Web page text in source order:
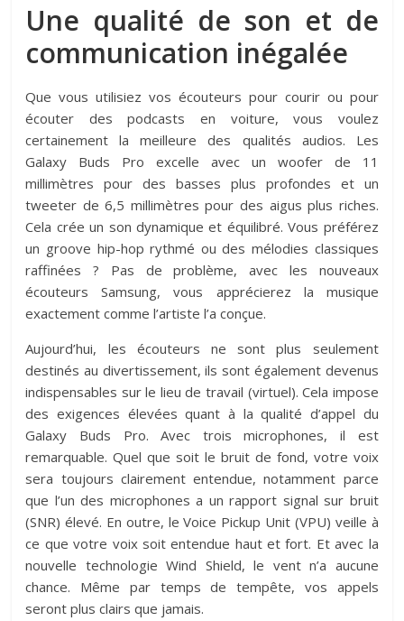
Une qualité de son et de
communication inégalée
Que vous utilisiez vos écouteurs pour courir ou pour
écouter des podcasts en voiture, vous voulez
certainement la meilleure des qualités audios. Les
Galaxy Buds Pro excelle avec un woofer de 11
millimètres pour des basses plus profondes et un
tweeter de 6,5 millimètres pour des aigus plus riches.
Cela crée un son dynamique et équilibré. Vous préférez
un groove hip-hop rythmé ou des mélodies classiques
raffinées ? Pas de problème, avec les nouveaux
écouteurs Samsung, vous apprécierez la musique
exactement comme l’artiste l’a conçue.
Aujourd’hui, les écouteurs ne sont plus seulement
destinés au divertissement, ils sont également devenus
indispensables sur le lieu de travail (virtuel). Cela impose
des exigences élevées quant à la qualité d’appel du
Galaxy Buds Pro. Avec trois microphones, il est
remarquable. Quel que soit le bruit de fond, votre voix
sera toujours clairement entendue, notamment parce
que l’un des microphones a un rapport signal sur bruit
(SNR) élevé. En outre, le Voice Pickup Unit (VPU) veille à
ce que votre voix soit entendue haut et fort. Et avec la
nouvelle technologie Wind Shield, le vent n’a aucune
chance. Même par temps de tempête, vos appels
seront plus clairs que jamais.